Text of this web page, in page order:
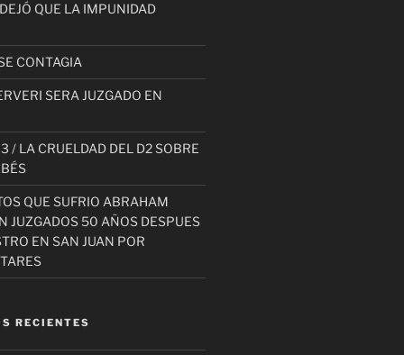
QUE LA IMPUNIDAD
CONTAGIA
SERA JUZGADO EN
/ LA CRUELDAD DEL D2 SOBRE
QUE SUFRIO ABRAHAM
JUZGADOS 50 AÑOS DESPUES
EN SAN JUAN POR
RECIENTES